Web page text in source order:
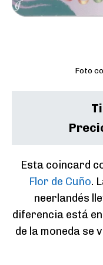
Foto
Esta coincard
Flor de Cuño.
neerlandés
diferencia está
de la moneda se